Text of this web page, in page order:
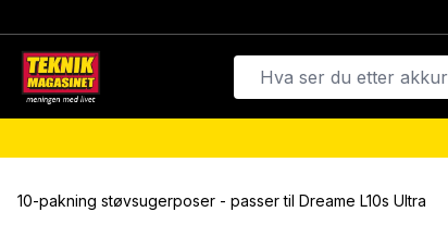
10-pakning støvsugerposer - passer til Dreame L10s Ultra